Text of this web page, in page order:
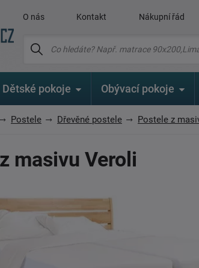
O nás Kontakt Nákupní řád
Dětské pokoje Obývací pokoje
Postele Dřevěné postele Postele z
masivu Veroli